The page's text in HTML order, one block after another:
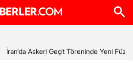
İran'da Askeri Geçit Töreninde Yeni Füze